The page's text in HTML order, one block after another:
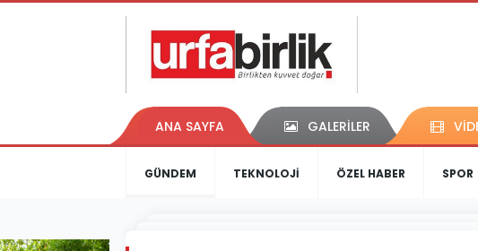
ANA SAYFA GALERİLER
GÜNDEM TEKNOLOJİ ÖZEL HABER SPOR